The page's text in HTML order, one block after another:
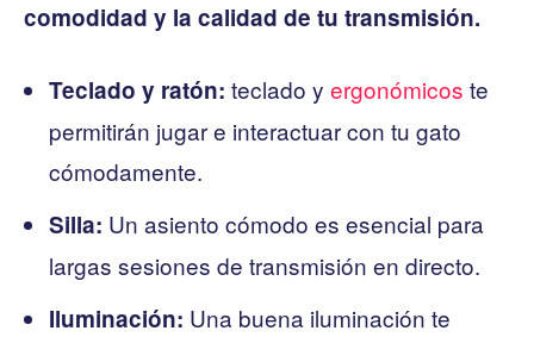
comodidad y la calidad de tu transmisión.
Teclado y ratón: teclado y ergonómicos te
permitirán jugar e interactuar con tu gato
cómodamente.
Silla: Un asiento cómodo es esencial para
largas sesiones de transmisión en directo.
Iluminación: Una buena iluminación te